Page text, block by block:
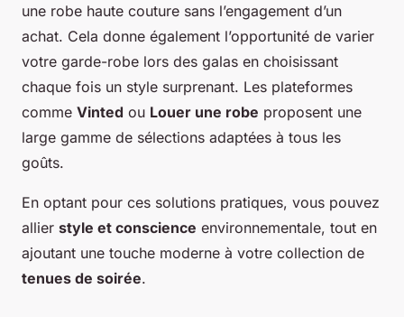
une robe haute couture sans l’engagement d’un
achat. Cela donne également l’opportunité de varier
votre garde-robe lors des galas en choisissant
chaque fois un style surprenant. Les plateformes
comme Vinted ou Louer une robe proposent une
large gamme de sélections adaptées à tous les
goûts.
En optant pour ces solutions pratiques, vous pouvez
allier style et conscience environnementale, tout en
ajoutant une touche moderne à votre collection de
tenues de soirée.